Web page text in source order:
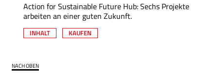
Action for Sustainable Future Hub: Sechs Projekte
arbeiten an einer guten Zukunft.
INHALT KAUFEN
NACH OBEN